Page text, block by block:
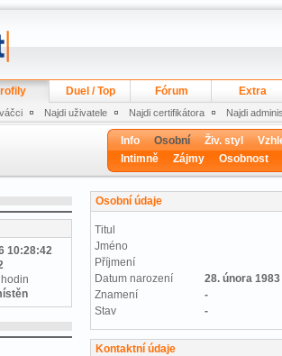
Duel / Top Fórum Extra
Najdi uživatele Najdi certifikátora Najdi
Info Osobní Živ. styl
Intimně
Zájmy Osobnost
10:28:42
hodin
Osobní údaje
Titul
Jméno
Příjmení
Datum narození
28. února 1983
Znamení
-
Stav
-
Kontaktní údaje